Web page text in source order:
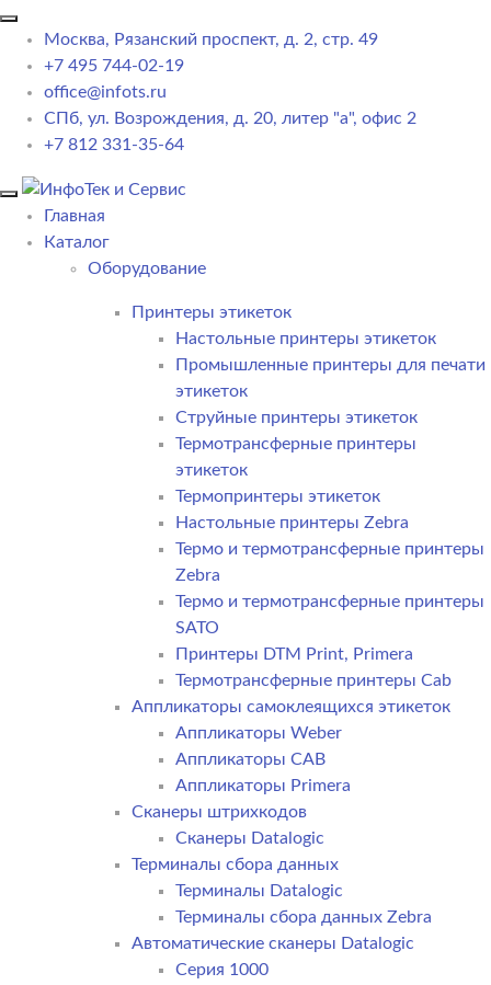
Москва, Рязанский проспект, д. 2, стр. 49
+7 495 744-02-19
office@infots.ru
СПб, ул. Возрождения, д. 20, литер "a", офис 2
+7 812 331-35-64
Главная
Каталог
Оборудование
Принтеры этикеток
Настольные принтеры этикеток
Промышленные принтеры для печати
этикеток
Струйные принтеры этикеток
Термотрансферные принтеры
этикеток
Термопринтеры этикеток
Настольные принтеры Zebra
Термо и термотрансферные принтеры
Zebra
Термо и термотрансферные принтеры
SATO
Принтеры DTM Print, Primera
Термотрансферные принтеры Cab
Аппликаторы самоклеящихся этикеток
Аппликаторы Weber
Аппликаторы CAB
Аппликаторы Primera
Сканеры штрихкодов
Сканеры Datalogic
Терминалы сбора данных
Терминалы Datalogic
Терминалы сбора данных Zebra
Автоматические сканеры Datalogic
Серия 1000